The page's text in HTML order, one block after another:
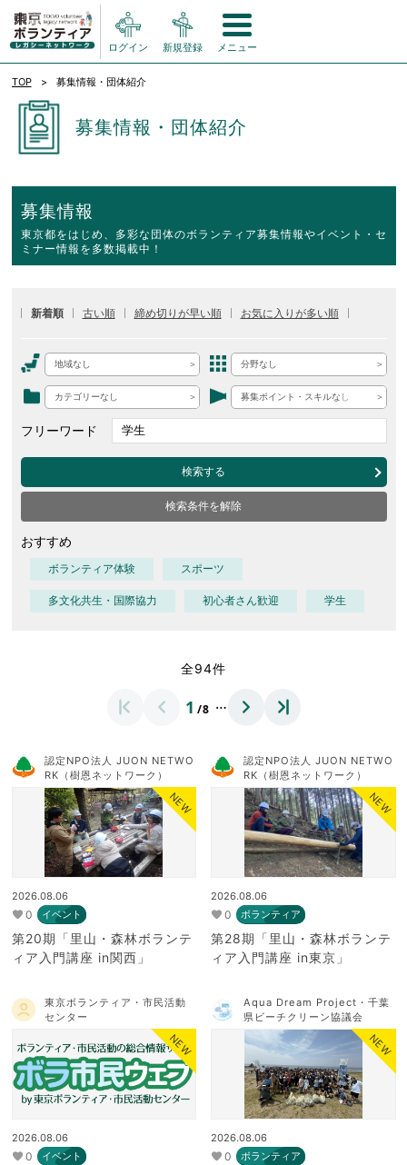
ログイン 新規登録 メニュー
TOP 募集情報・団体紹介
募集情報・団体紹介
募集情報
東京都をはじめ、多彩な団体のボランティア募集情報やイベント・セ
ミナー情報を多数掲載中！
新着順 古い順 締め切りが早い順 お気に入りが多い順
地域なし 分野なし
カテゴリーなし 募集ポイント・スキルなし
フリーワード
検索する
検索条件を解除
おすすめ
ボランティア体験 スポーツ
多文化共生・国際協力 初心者さん歓迎 学生
全94件
1 /8 …
認定NPO法人 JUON NETWO
RK（樹恩ネットワーク）
NEW
2026.08.06
0 イベント
第20期「里山・森林ボランテ
ィア入門講座 in関西」
認定NPO法人 JUON NETWO
RK（樹恩ネットワーク）
NEW
2026.08.06
0 ボランティア
第28期「里山・森林ボランテ
ィア入門講座 in東京」
東京ボランティア・市民活動
センター
NEW
2026.08.06
0 イベント
Aqua Dream Project・千葉
県ビーチクリーン協議会
NEW
2026.08.06
0 ボランティア